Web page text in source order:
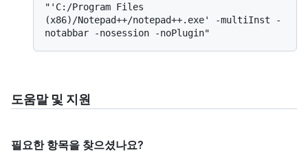
"'C:/Program Files
(x86)/Notepad++/notepad++.exe' -multiInst -
도움말 및 지원
필요한 항목을 찾으셨나요?